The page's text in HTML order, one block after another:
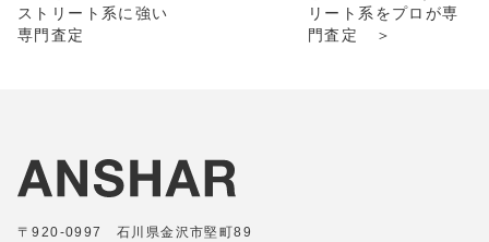
ストリート系に強い
専門査定
リート系をプロが専
門査定 ＞
〒920-0997 石川県金沢市堅町89